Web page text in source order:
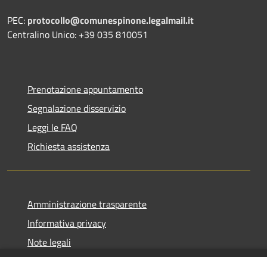
PEC: protocollo@comunespinone.legalmail.it
Centralino Unico: +39 035 810051
Prenotazione appuntamento
Segnalazione disservizio
Leggi le FAQ
Richiesta assistenza
Amministrazione trasparente
Informativa privacy
Note legali